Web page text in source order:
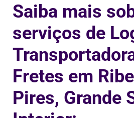
Saiba mais
serviços de
Fretes em
Pires, Grande